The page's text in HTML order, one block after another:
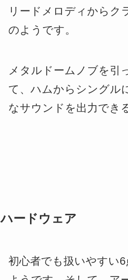
リードメロディからク
のようです。
メタルドームノブを引
て、ハムからシングル
なサウンドを出力でき
ハードウェア
初心者でも扱いやすい